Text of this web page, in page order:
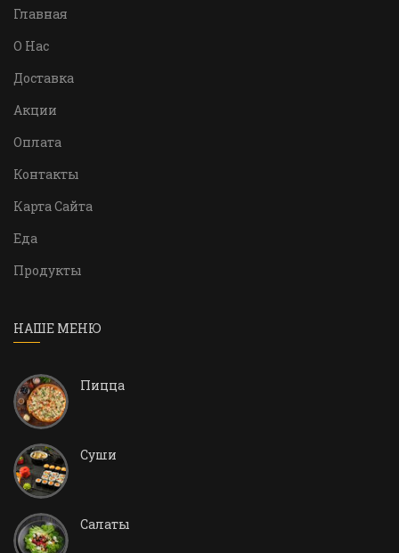
Главная
О Нас
Доставка
Акции
Оплата
Контакты
Карта Сайта
Еда
Продукты
НАШЕ МЕНЮ
Пицца
Суши
Салаты